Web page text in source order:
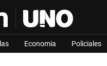
Economia Policiales